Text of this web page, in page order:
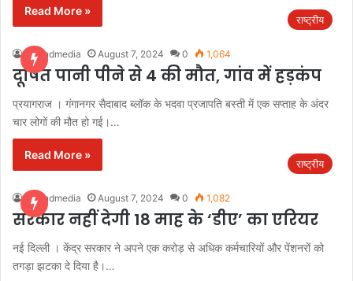
Read More »
राष्ट्रीय
bulandmedia August 7, 2024 0 1,064
दूषित पानी पीने से 4 की मौत, गांव में हड़कंप
प्रयागराज । गंगानगर सैदाबाद ब्लॉक के भदवा प्रजापति बस्ती में एक सप्ताह के अंदर
चार लोगों की मौत हो गई।…
Read More »
राष्ट्रीय
bulandmedia August 7, 2024 0 1,082
सरकार नहीं देगी 18 माह के ‘डीए’ का एरियर
नई दिल्ली । केंद्र सरकार ने अपने एक करोड़ से अधिक कर्मचारियों और पेंशनरों को
तगड़ा झटका दे दिया है।…